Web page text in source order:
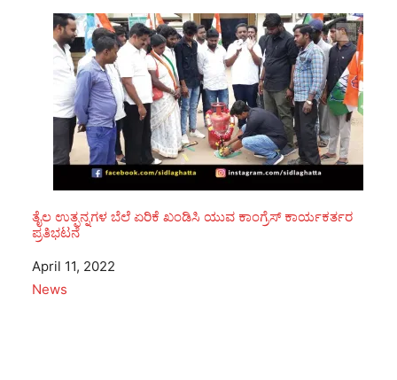
ತೈಲ ಉತ್ಪನ್ನಗಳ ಬೆಲೆ ಏರಿಕೆ ಖಂಡಿಸಿ ಯುವ ಕಾಂಗ್ರೆಸ್ ಕಾರ್ಯಕರ್ತರ
ಪ್ರತಿಭಟನೆ
Date
April 11, 2022
In relation to
News